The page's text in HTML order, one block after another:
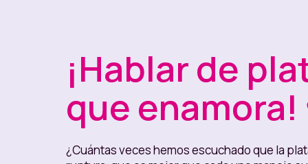
¡Hablar de
que enamora!
¿Cuántas veces hemos escuchado que la